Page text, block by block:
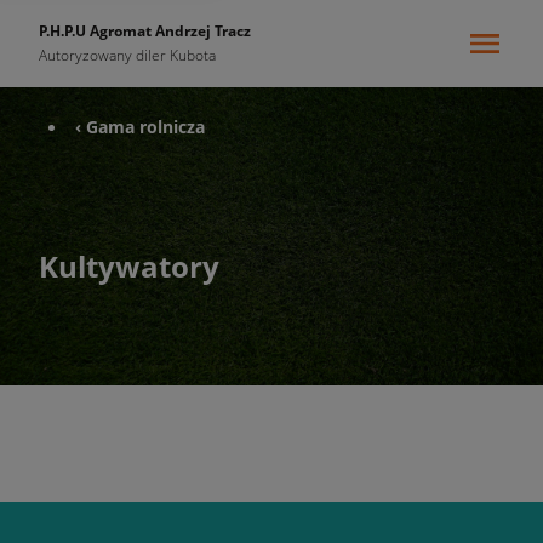
P.H.P.U Agromat Andrzej Tracz
Autoryzowany diler Kubota
‹ Gama rolnicza
Kultywatory